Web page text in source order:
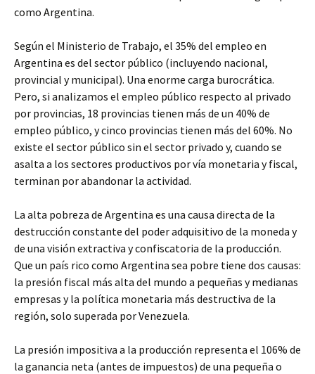
como Argentina.
Según el Ministerio de Trabajo, el 35% del empleo en
Argentina es del sector público (incluyendo nacional,
provincial y municipal). Una enorme carga burocrática.
Pero, si analizamos el empleo público respecto al privado
por provincias, 18 provincias tienen más de un 40% de
empleo público, y cinco provincias tienen más del 60%. No
existe el sector público sin el sector privado y, cuando se
asalta a los sectores productivos por vía monetaria y fiscal,
terminan por abandonar la actividad.
La alta pobreza de Argentina es una causa directa de la
destrucción constante del poder adquisitivo de la moneda y
de una visión extractiva y confiscatoria de la producción.
Que un país rico como Argentina sea pobre tiene dos causas:
la presión fiscal más alta del mundo a pequeñas y medianas
empresas y la política monetaria más destructiva de la
región, solo superada por Venezuela.
La presión impositiva a la producción representa el 106% de
la ganancia neta (antes de impuestos) de una pequeña o